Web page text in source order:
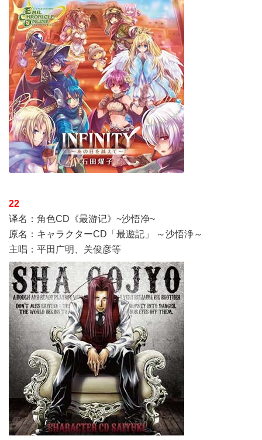
22
译名：角色CD《最游记》~沙悟净~
原名：キャラクターCD「最遊記」 ～沙悟浄～
主唱：平田广明、关俊彦等